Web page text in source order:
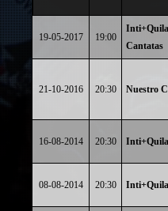
19-05-2017 19:00
Cantatas
21-10-2016 20:30 Nuestro
16-08-2014 20:30
08-08-2014 20:30